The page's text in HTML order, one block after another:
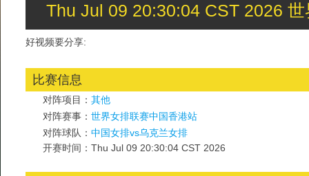
Thu Jul 09 20:30:04 CST 2026
好视频要分享:
比赛信息
对阵项目： 其他
对阵赛事： 世界女排联赛中国香港站
对阵球队： 中国女排vs乌克兰女排
开赛时间：Thu Jul 09 20:30:04 CST 2026